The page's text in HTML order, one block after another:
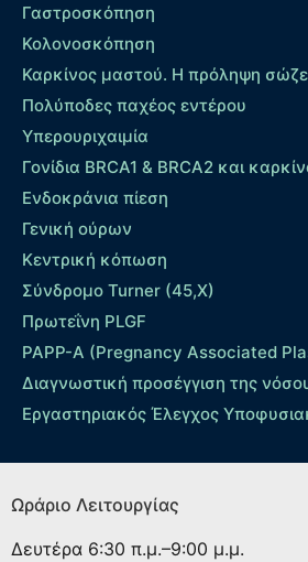
Γαστροσκόπηση
Κολονοσκόπηση
Καρκίνος μαστού. Η πρόληψη
Πολύποδες παχέος εντέρου
Yπερουριχαιμία
Γονίδια BRCA1 & BRCA2 και
Ενδοκράνια πίεση
Γενική ούρων
Κεντρική κόπωση
Σύνδρομο Turner (45,X)
Πρωτεΐνη PLGF
PAPP-A (Pregnancy Associated
Διαγνωστική προσέγγιση της
Εργαστηριακός Έλεγχος
Ωράριο Λειτουργίας
Δευτέρα 6:30 π.μ.–9:00 μ.μ.